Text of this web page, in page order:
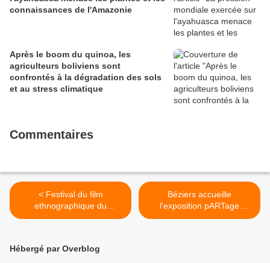
connaissances de l'Amazonie
Après le boom du quinoa, les
agriculteurs boliviens sont
confrontés à la dégradation des sols
et au stress climatique
Commentaires
< Festival du film
ethnographique du
loudunais - 29 juin - Les
Béziers accueille
l'exposition pARTage
zapatiste les 9 et 10 juin >
Hébergé par Overblog